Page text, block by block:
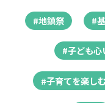
#地鎮祭 #
#子ども心
#子育てを楽し